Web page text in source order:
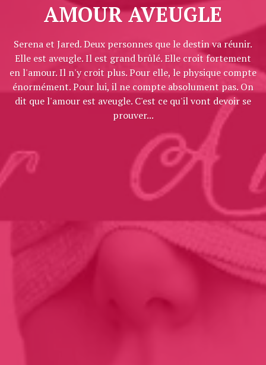
AMOUR AVEUGLE
Serena et Jared. Deux personnes que le destin va réunir.
Elle est aveugle. Il est grand brûlé. Elle croit fortement
en l'amour. Il n'y croit plus. Pour elle, le physique compte
énormément. Pour lui, il ne compte absolument pas. On
dit que l'amour est aveugle. C'est ce qu'il vont devoir se
prouver...